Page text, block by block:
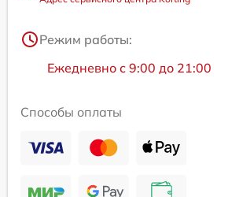
Режим работы:
Ежедневно с 9:00 до 21:00
Способы оплаты